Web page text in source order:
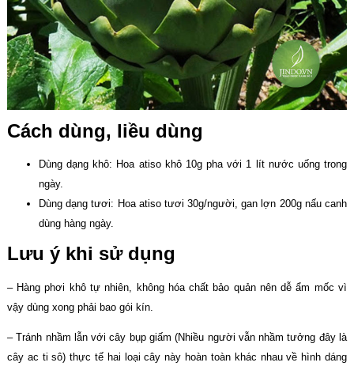
Cách dùng, liều dùng
Dùng dạng khô: Hoa atiso khô 10g pha với 1 lít nước uống trong
ngày.
Dùng dạng tươi: Hoa atiso tươi 30g/người, gan lợn 200g nấu canh
dùng hàng ngày.
Lưu ý khi sử dụng
– Hàng phơi khô tự nhiên, không hóa chất bảo quản nên dễ ẩm mốc vì
vậy dùng xong phải bao gói kín.
– Tránh nhầm lẫn với cây bụp giấm (Nhiều người vẫn nhầm tưởng đây là
cây ac ti sô) thực tế hai loại cây này hoàn toàn khác nhau về hình dáng